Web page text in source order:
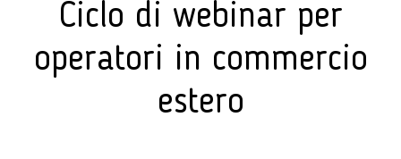
Ciclo di webinar per
operatori in commercio
estero